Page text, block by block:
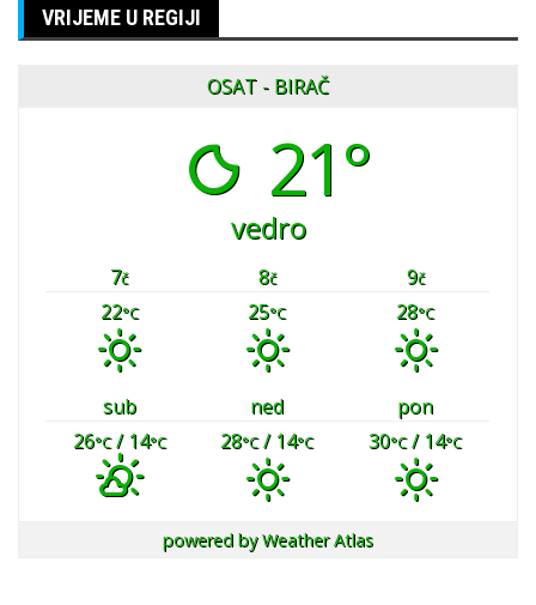
VRIJEME U REGIJI
OSAT - BIRAČ
21°
vedro
7č 8č 9č
22°C 25°C 28°C
sub ned
pon
26°C/ 14°C 28°C/ 14°C 30°C/ 14°C
powered byWeather Atlas